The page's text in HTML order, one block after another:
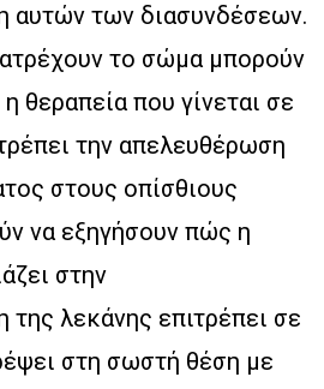
αυτών των διασυνδέσεων.
το σώμα μπορούν
θεραπεία που γίνεται σε
την απελευθέρωση
στους οπίσθιους
να εξηγήσουν πώς η
στην
της λεκάνης επιτρέπει σε
στη σωστή θέση με